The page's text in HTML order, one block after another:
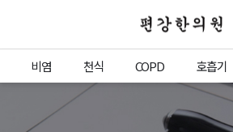
편강한의원
비염 천식 COPD 호흡기